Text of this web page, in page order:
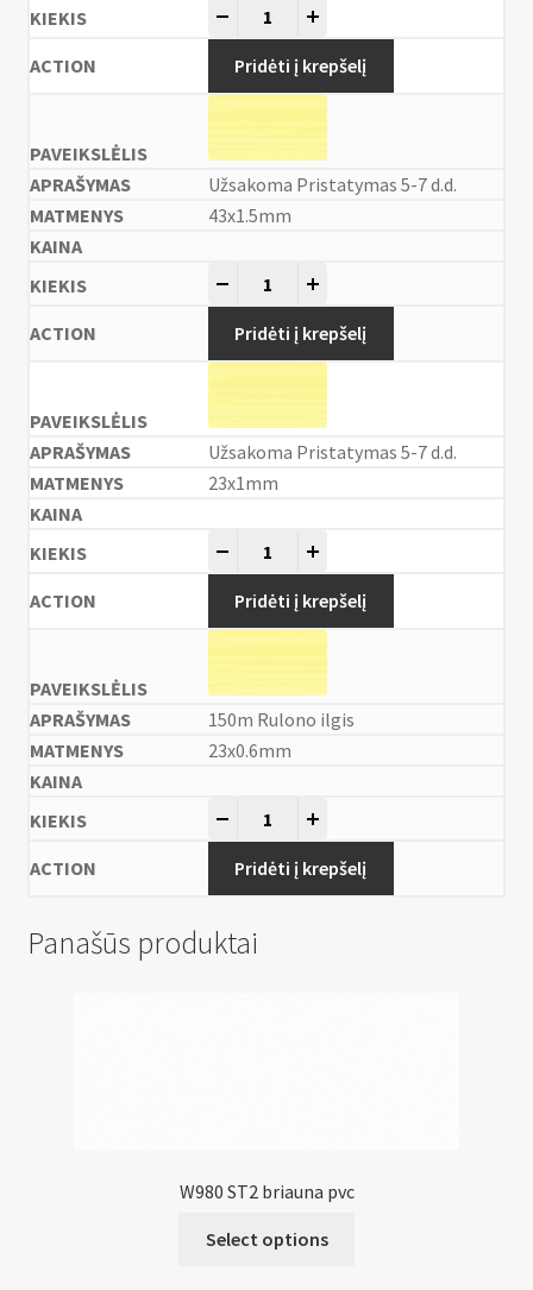
Pridėti į krepšelį
Užsakoma Pristatymas 5-7 d.d.
43x1.5mm
Pridėti į krepšelį
Užsakoma Pristatymas 5-7 d.d.
23x1mm
Pridėti į krepšelį
150m Rulono ilgis
23x0.6mm
Pridėti į krepšelį
Panašūs produktai
W980 ST2 briauna pvc
Select options